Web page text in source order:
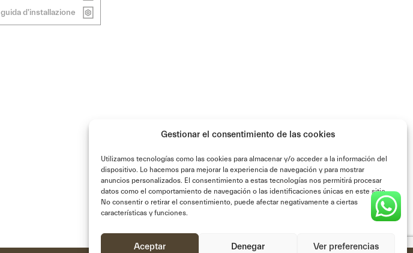
Gestionar el consentimiento de las cookies
Utilizamos tecnologías como las cookies para almacenar y/o acceder a la información del
dispositivo. Lo hacemos para mejorar la experiencia de navegación y para mostrar
anuncios personalizados. El consentimiento a estas tecnologías nos permitirá procesar
datos como el comportamiento de navegación o las identificaciones únicas en este sitio.
No consentir o retirar el consentimiento, puede afectar negativamente a ciertas
características y funciones.
Aceptar Denegar Ver preferencias
guida d'installazione